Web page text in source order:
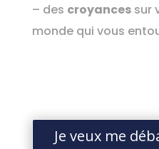
– des croyancessur
monde qui vous
Je veux me